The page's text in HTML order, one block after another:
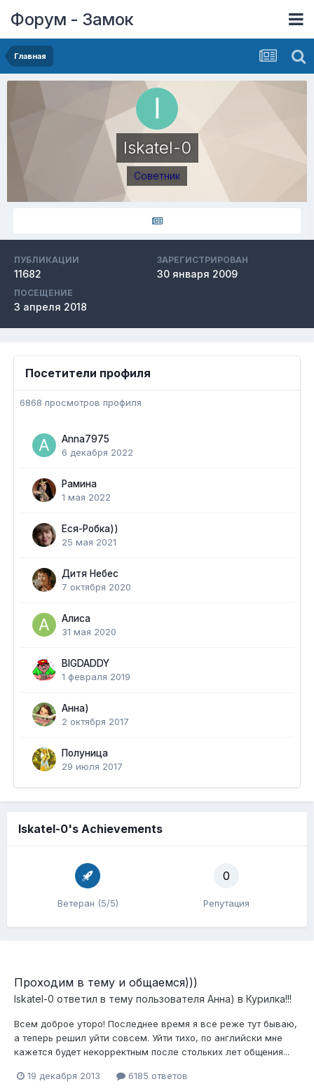
Форум - Замок
Главная
Iskatel-0
Советник
ПУБЛИКАЦИИ
11682
ЗАРЕГИСТРИРОВАН
30 января 2009
ПОСЕЩЕНИЕ
3 апреля 2018
Посетители профиля
6868 просмотров профиля
Anna7975
6 декабря 2022
Рамина
1 мая 2022
Еся-Робка))
25 мая 2021
Дитя Небес
7 октября 2020
Алиса
31 мая 2020
BIGDADDY
1 февраля 2019
Анна)
2 октября 2017
Полуница
29 июля 2017
Iskatel-0's Achievements
Ветеран (5/5)
0
Репутация
Проходим в тему и общаемся)))
Iskatel-0 ответил в тему пользователя Анна) в Курилка!!!
Всем доброе уторо! Последнее время я все реже тут бываю,
а теперь решил уйти совсем. Уйти тихо, по английски мне
кажется будет некорректным после стольких лет общения...
19 декабря 2013 6185 ответов